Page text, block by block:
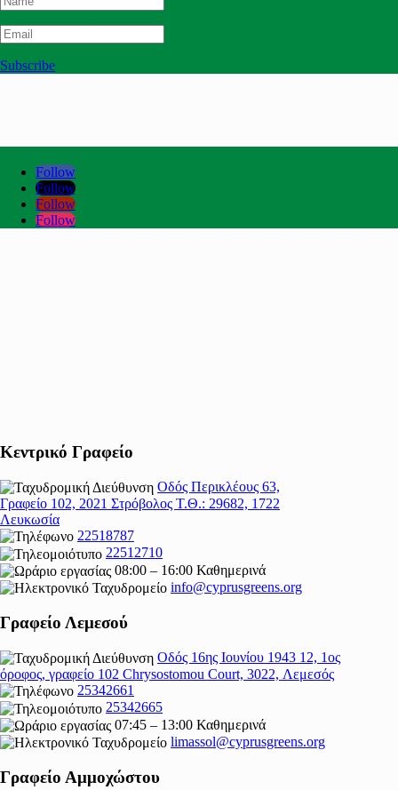
Subscribe
Follow
Follow
Follow
Follow
Κεντρικό Γραφείο
Οδός Περικλέους 63,
Γραφείο 102, 2021 Στρόβολος Τ.Θ.: 29682, 1722
Λευκωσία
22518787
22512710
08:00 – 16:00 Καθημερινά
info@cyprusgreens.org
Γραφείο Λεμεσού
Οδός 16ης Ιουνίου 1943 12, 1ος
όροφος, γραφείο 102 Chrysostomou Court, 3022, Λεμεσός
25342661
25342665
07:45 – 13:00 Καθημερινά
limassol@cyprusgreens.org
Γραφείο Αμμοχώστου